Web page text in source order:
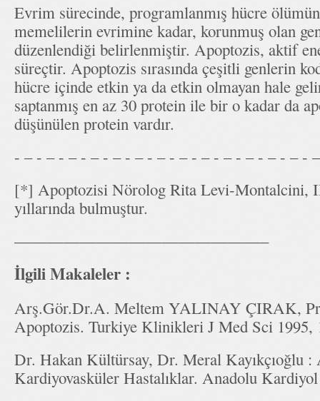
Evrim sürecinde, programlanmış hücre
memelilerin evrimine kadar, korunmuş olan
düzenlendiği belirlenmiştir. Apoptozis, aktif
süreçtir. Apoptozis sırasında çeşitli genlerin
hücre içinde etkin ya da etkin olmayan hale
saptanmış en az 30 protein ile bir o kadar da
düşünülen protein vardır.
- – - – - – - – - – - – - – - – - – - – - – - – - – -
[*] Apoptozisi Nörolog Rita Levi-Montalcini, II
yıllarında bulmuştur.
———————————————–
İlgili Makaleler :
Arş.Gör.Dr.A. Meltem YALINAY ÇIRAK,
Apoptozis. Turkiye Klinikleri J Med Sci 1995,
Dr. Hakan Kültürsay, Dr. Meral Kayıkçıoğlu :
Kardiyovasküler Hastalıklar. Anadolu